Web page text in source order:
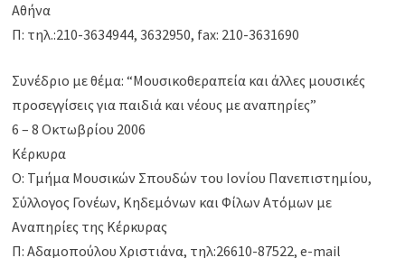
Αθήνα
Π: τηλ.:210-3634944, 3632950, fax: 210-3631690
Συνέδριο με θέμα: “Μουσικοθεραπεία και άλλες μουσικές
προσεγγίσεις για παιδιά και νέους με αναπηρίες”
6 – 8 Οκτωβρίου 2006
Κέρκυρα
O: Τμήμα Μουσικών Σπουδών του Ιονίου Πανεπιστημίου,
Σύλλογος Γονέων, Κηδεμόνων και Φίλων Ατόμων με
Αναπηρίες της Κέρκυρας
Π: Αδαμοπούλου Χριστιάνα, τηλ:26610-87522, e-mail